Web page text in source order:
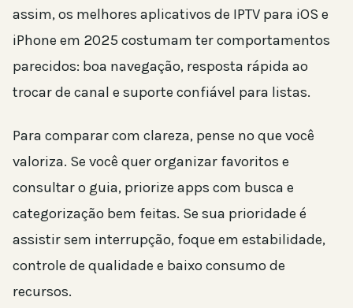
assim, os melhores aplicativos de IPTV para iOS e
iPhone em 2025 costumam ter comportamentos
parecidos: boa navegação, resposta rápida ao
trocar de canal e suporte confiável para listas.
Para comparar com clareza, pense no que você
valoriza. Se você quer organizar favoritos e
consultar o guia, priorize apps com busca e
categorização bem feitas. Se sua prioridade é
assistir sem interrupção, foque em estabilidade,
controle de qualidade e baixo consumo de
recursos.